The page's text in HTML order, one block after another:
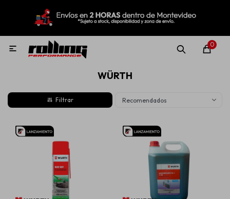
0

WÜRTH
Recomendados
MI CUENTA
Nuevo! Rolling Repuestos
Lubricantes